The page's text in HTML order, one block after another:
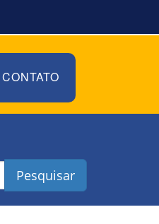
CONTATO
Pesquisar